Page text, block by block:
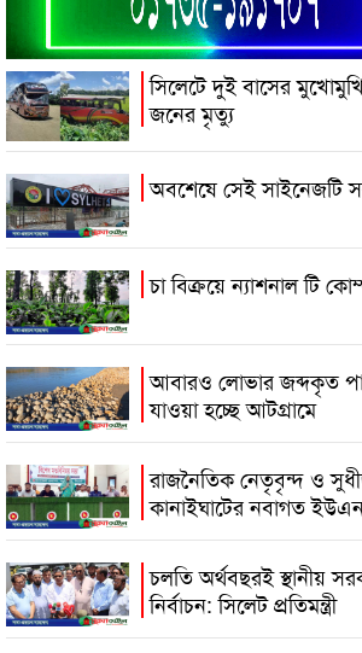
সিলেটে দুই বাসের
জনের মৃত্যু
অবশেষে সেই সাইনেজটি
চা বিক্রয়ে ন্যাশনাল টি
আবারও লোভার জব্দকৃত
যাওয়া হচ্ছে আটগ্রামে
রাজনৈতিক নেতৃবৃন্দ ও
কানাইঘাটের নবাগত
চলতি অর্থবছরই স্থানীয়
নির্বাচন: সিলেট প্রতিমন্ত্রী